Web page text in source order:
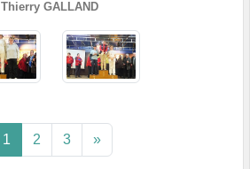
Thierry GALLAND
1 2 3 »